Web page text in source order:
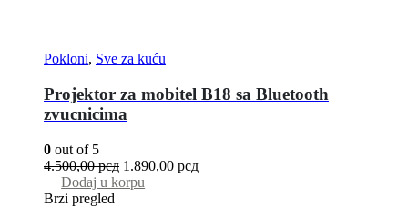
Pokloni, Sve za kuću
Projektor za mobitel B18 sa Bluetooth
zvucnicima
0 out of 5
4.500,00рсд 1.890,00 рсд
Dodaj u korpu
Brzi pregled